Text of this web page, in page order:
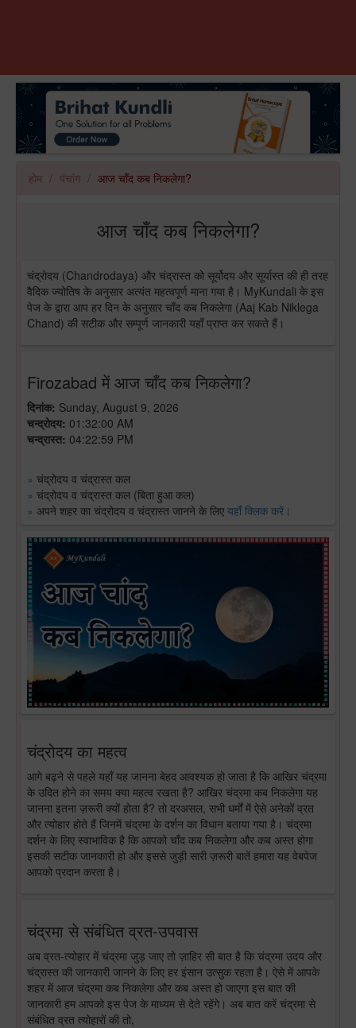
होम पंचांग आज चाँद कब निकलेगा?
आज चाँद कब निकलेगा?
चंद्रोदय (Chandrodaya) और चंद्रास्त को सूर्योदय और सूर्यास्त की ही तरह
वैदिक ज्योतिष के अनुसार अत्यंत महत्वपूर्ण माना गया है। MyKundali के इस
पेज के द्वारा आप हर दिन के अनुसार चाँद कब निकलेगा (Aaj Kab Niklega
Chand) की सटीक और सम्पूर्ण जानकारी यहाँ प्राप्त कर सकते हैं।
Firozabad में आज चाँद कब निकलेगा?
दिनांक: Sunday, August 9, 2026
चन्द्रोदय: 01:32:00 AM
चन्द्रास्त: 04:22:59 PM
» चंद्रोदय व चंद्रास्त कल
» चंद्रोदय व चंद्रास्त कल (बिता हुआ कल)
» अपने शहर का चंद्रोदय व चंद्रास्त जानने के लिए यहाँ क्लिक करें।
चंद्रोदय का महत्व
आगे बढ़ने से पहले यहाँ यह जानना बेहद आवश्यक हो जाता है कि आखिर चंद्रमा
के उदित होने का समय क्या महत्व रखता है? आखिर चंद्रमा कब निकलेगा यह
जानना इतना ज़रूरी क्यों होता है? तो दरअसल, सभी धर्मों में ऐसे अनेकों व्रत
और त्योहार होते हैं जिनमें चंद्रमा के दर्शन का विधान बताया गया है। चंद्रमा
दर्शन के लिए स्वाभाविक है कि आपको चाँद कब निकलेगा और कब अस्त होगा
इसकी सटीक जानकारी हो और इससे जुड़ी सारी ज़रूरी बातें हमारा यह वेबपेज
आपको प्रदान करता है।
चंद्रमा से संबंधित व्रत-उपवास
अब व्रत-त्योहार में चंद्रमा जुड़ जाए तो ज़ाहिर सी बात है कि चंद्रमा उदय और
चंद्रास्त की जानकारी जानने के लिए हर इंसान उत्सुक रहता है। ऐसे में आपके
शहर में आज चंद्रमा कब निकलेगा और कब अस्त हो जाएगा इस बात की
जानकारी हम आपको इस पेज के माध्यम से देते रहेंगे। अब बात करें चंद्रमा से
संबंधित व्रत त्योहारों की तो,